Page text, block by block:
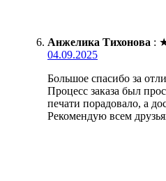
Анжелика Тихонова :
04.09.2025
Большое спасибо за
Процесс заказа был
печати порадовало, а
Рекомендую всем